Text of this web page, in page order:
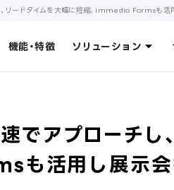
機能・特徴 ソリューション
でアプローチし
も活用し展示会